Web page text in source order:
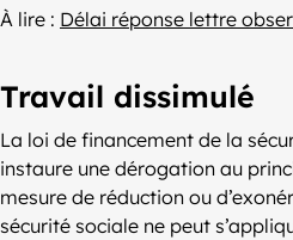
À lire : Délai réponse lettre
Travail dissimulé
La loi de financement de la
instaure une dérogation au
mesure de réduction ou
sécurité sociale ne peut